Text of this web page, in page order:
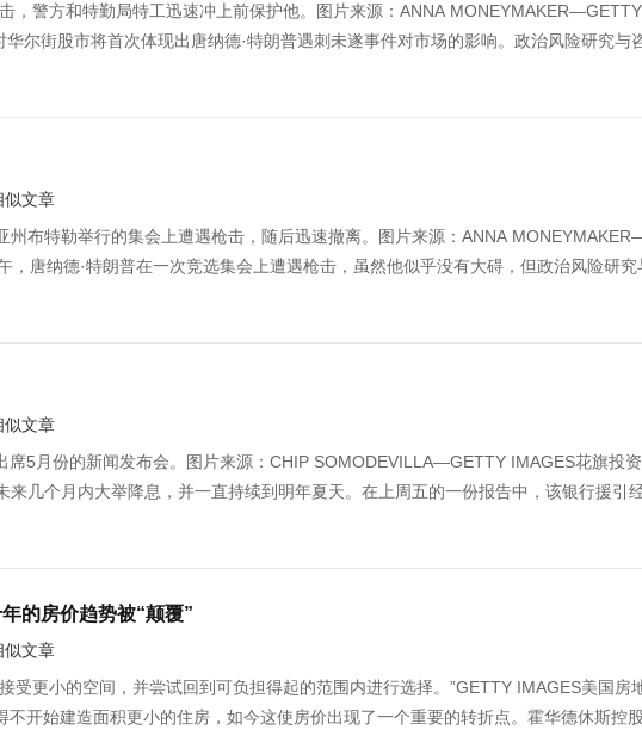
，警方和特勤局特工迅速冲上前保护他。图片来源：ANNA MONEYMAKER—GETTY
尔街股市将首次体现出唐纳德·特朗普遇刺未遂事件对市场的影响。政治风险研究与
似文章
州布特勒举行的集会上遭遇枪击，随后迅速撤离。图片来源：ANNA
唐纳德·特朗普在一次竞选集会上遭遇枪击，虽然他似乎没有大碍，但政治风险研究
似文章
席5月份的新闻发布会。图片来源：CHIP SOMODEVILLA—GETTY IMAGES花旗投
来几个月内大举降息，并一直持续到明年夏天。在上周五的一份报告中，该银行援引
的房价趋势被“颠覆”
似文章
受更小的空间，并尝试回到可负担得起的范围内进行选择。”GETTY IMAGES美国房
开始建造面积更小的住房，如今这使房价出现了一个重要的转折点。霍华德休斯控